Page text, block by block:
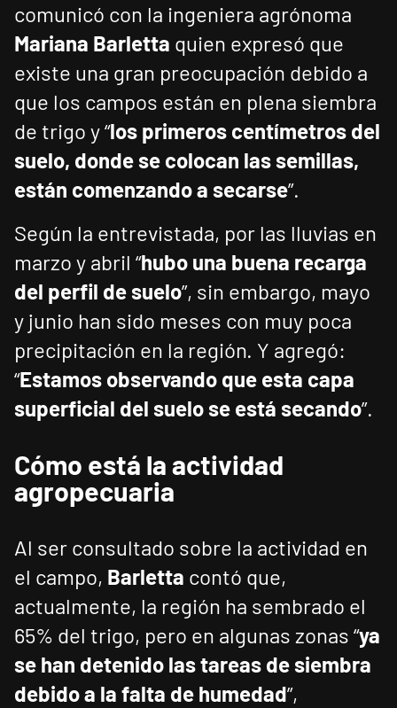
comunicó con la ingeniera agrónoma
Mariana Barletta quien expresó que
existe una gran preocupación debido a
que los campos están en plena siembra
de trigo y “los primeros centímetros del
suelo, donde se colocan las semillas,
están comenzando a secarse”.
Según la entrevistada, por las lluvias en
marzo y abril “hubo una buena recarga
del perfil de suelo”, sin embargo, mayo
y junio han sido meses con muy poca
precipitación en la región. Y agregó:
“Estamos observando que esta capa
superficial del suelo se está secando”.
Cómo está la actividad
agropecuaria
Al ser consultado sobre la actividad en
el campo, Barletta contó que,
actualmente, la región ha sembrado el
65% del trigo, pero en algunas zonas “ya
se han detenido las tareas de siembra
debido a la falta de humedad”,